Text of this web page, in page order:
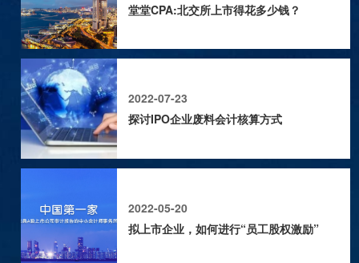
深圳堂堂会计师事务所关于《审计业务补充约定书》不违反
注册会计师独立性的合规抗辩函
2026-03-11
深圳堂堂会计师事务所未违反审计独立性的专业抗辩书
2026-03-11
堂堂CPA:北交所上市得花多少钱？
2022-07-23
探讨IPO企业废料会计核算方式
2022-05-20
拟上市企业，如何进行“员工股权激励”